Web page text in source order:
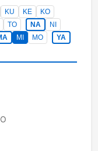
KU KE
KO
TO NA
NI
MI MO
YA